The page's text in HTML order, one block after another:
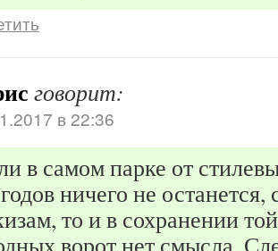
говорит:
в 22:36
в самом парке от
ничего не
то и в сохранении
ворот нет смысла.